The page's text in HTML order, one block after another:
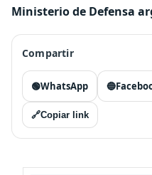
Ministerio de Defensa
Compartir
🟢WhatsApp 🔵
🔗Copiar link